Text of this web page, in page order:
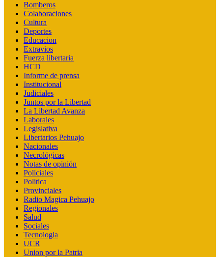
Bomberos
Colaboraciones
Cultura
Deportes
Educacion
Extravios
Fuerza libertaria
HCD
Informe de prensa
Institucional
Judiciales
Juntos por la Libertad
La Libertad Avanza
Laborales
Legislativa
Libertarios Pehuajo
Nacionales
Necrológicas
Notas de opinión
Policiales
Politica
Provinciales
Radio Magica Pehuajo
Regionales
Salud
Sociales
Tecnologia
UCR
Union por la Patria